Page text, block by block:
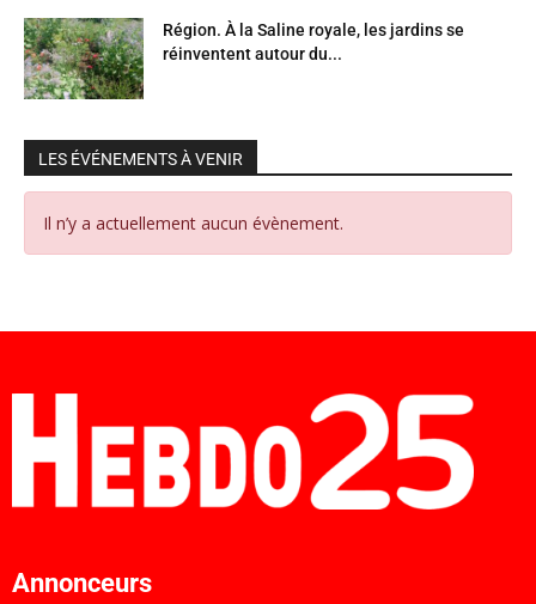
Région. À la Saline royale, les jardins se
réinventent autour du...
LES ÉVÉNEMENTS À VENIR
Il n’y a actuellement aucun évènement.
Annonceurs